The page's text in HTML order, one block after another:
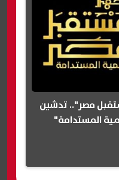
مصر".. تدشين
المستدامة"